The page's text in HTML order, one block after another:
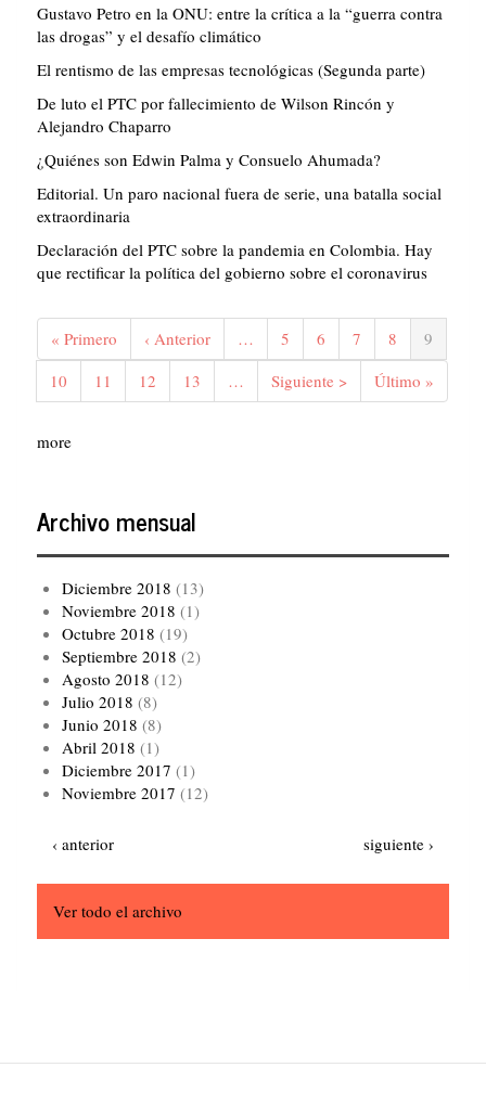
Gustavo Petro en la ONU: entre la crítica a la “guerra contra
las drogas” y el desafío climático
El rentismo de las empresas tecnológicas (Segunda parte)
De luto el PTC por fallecimiento de Wilson Rincón y
Alejandro Chaparro
¿Quiénes son Edwin Palma y Consuelo Ahumada?
Editorial. Un paro nacional fuera de serie, una batalla social
extraordinaria
Declaración del PTC sobre la pandemia en Colombia. Hay
que rectificar la política del gobierno sobre el coronavirus
Paginación
Primera
página
« Primero
Página
anterior
‹ Anterior … Página
5 Página
6 Página
7 Página
8
Página
actual
9
Página
10 Página
11 Página
12 Página
13 …
Siguiente
página
Siguiente >
Última
página
Último »
more
Archivo mensual
Diciembre 2018 (13)
Noviembre 2018 (1)
Octubre 2018 (19)
Septiembre 2018 (2)
Agosto 2018 (12)
Julio 2018 (8)
Junio 2018 (8)
Abril 2018 (1)
Diciembre 2017 (1)
Noviembre 2017 (12)
Paginación
Página
‹ anterior
Siguiente
siguiente ›
Ver todo el archivo